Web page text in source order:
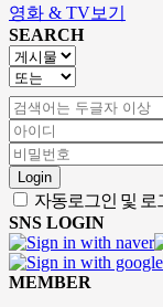
영화 & TV보기
SEARCH
Login
자동로그인 및 로
SNS LOGIN
MEMBER